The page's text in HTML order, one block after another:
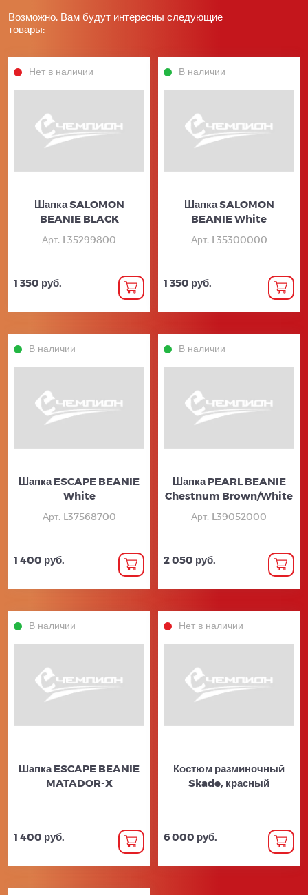
Возможно, Вам будут интересны следующие
товары:
Нет в наличии
Шапка SALOMON
BEANIE BLACK
Арт. L35299800
1 350 руб.
В наличии
Шапка SALOMON
BEANIE White
Арт. L35300000
1 350 руб.
В наличии
Шапка ESCAPE BEANIE
White
Арт. L37568700
1 400 руб.
В наличии
Шапка PEARL BEANIE
Chestnum Brown/White
Арт. L39052000
2 050 руб.
В наличии
Шапка ESCAPE BEANIE
MATADOR-X
1 400 руб.
Нет в наличии
Костюм разминочный
Skade, красный
6 000 руб.